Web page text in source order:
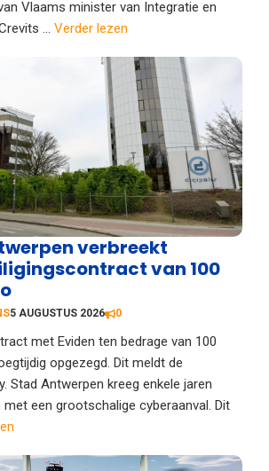
Vlaams minister van Integratie en
... Verder lezen
verbreekt
van 100
5 AUGUSTUS 2026 0
met Eviden ten bedrage van 100
opgezegd. Dit meldt de
Stad Antwerpen kreeg enkele jaren
een grootschalige cyberaanval. Dit